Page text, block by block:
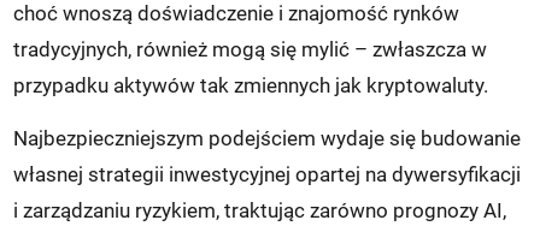
choć wnoszą doświadczenie i znajomość rynków
tradycyjnych, również mogą się mylić – zwłaszcza w
przypadku aktywów tak zmiennych jak kryptowaluty.
Najbezpieczniejszym podejściem wydaje się budowanie
własnej strategii inwestycyjnej opartej na dywersyfikacji
i zarządzaniu ryzykiem, traktując zarówno prognozy AI,